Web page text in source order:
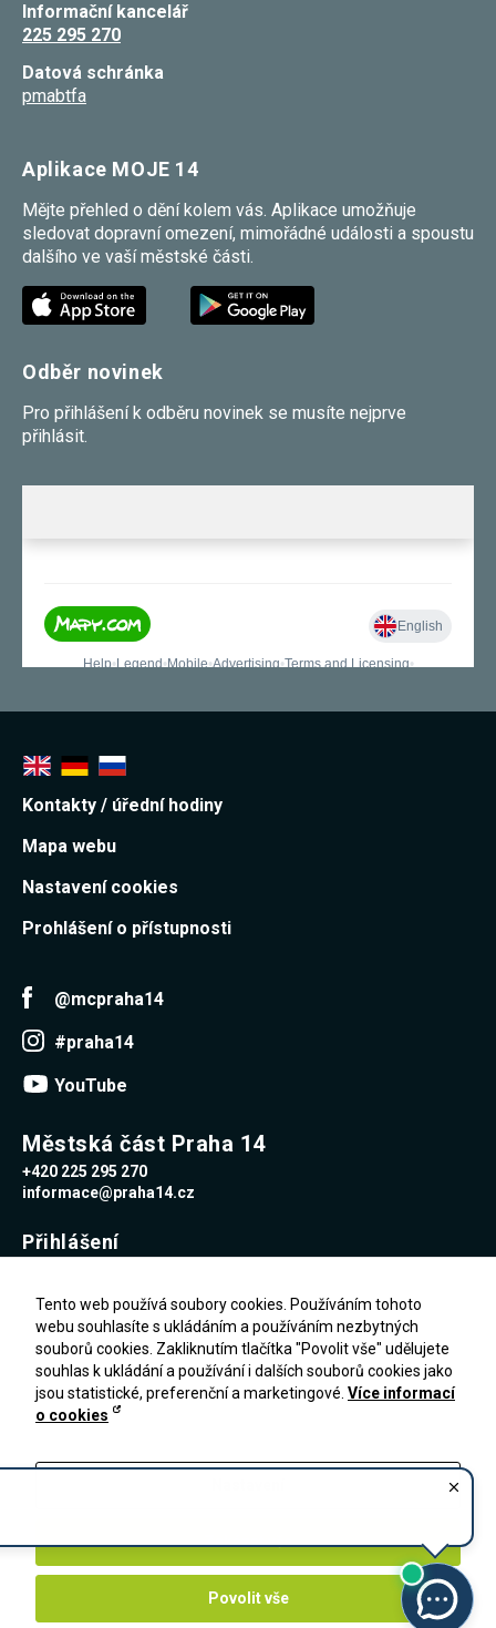
Informační kancelář
225 295 270
Datová schránka
pmabtfa
Aplikace MOJE 14
Mějte přehled o dění kolem vás. Aplikace umožňuje
sledovat dopravní omezení, mimořádné události a spoustu
dalšího ve vaší městské části.
Odběr novinek
Pro přihlášení k odběru novinek se musíte nejprve
přihlásit.
Kontakty / úřední hodiny
Mapa webu
Nastavení cookies
Prohlášení o přístupnosti
@mcpraha14
#praha14
YouTube
Městská část Praha 14
+420 225 295 270
informace@praha14.cz
Přihlášení
Heslo
©2026- Úřad MČ Praha 14
Tento web používá soubory cookies. Používáním tohoto
webu souhlasíte s ukládáním a používáním nezbytných
souborů cookies. Zakliknutím tlačítka "Povolit vše" udělujete
souhlas k ukládání a používání i dalších souborů cookies jako
jsou statistické, preferenční a marketingové. Více informací
o cookies
Zakázat vše
Povolit vše